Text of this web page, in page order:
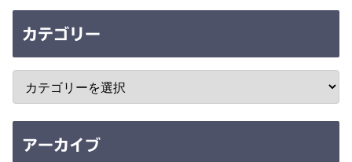
カテゴリー
アーカイブ